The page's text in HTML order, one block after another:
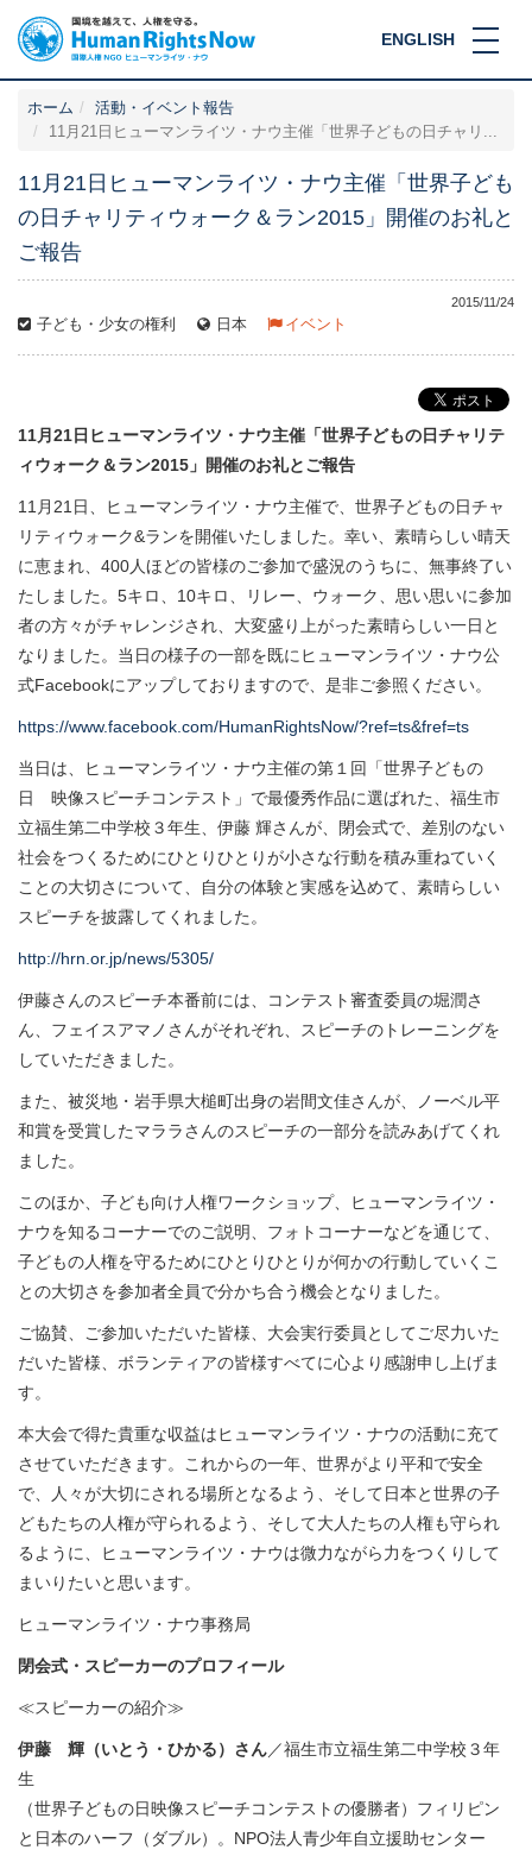
ENGLISH
ホーム
活動・イベント報告
11月21日ヒューマンライツ・ナウ主催「世界子どもの日チャリ...
11月21日ヒューマンライツ・ナウ主催「世界子ども
の日チャリティウォーク＆ラン2015」開催のお礼と
ご報告
2015/11/24
子ども・少女の権利 日本 イベント
11月21日ヒューマンライツ・ナウ主催「世界子どもの日チャリテ
ィウォーク＆ラン2015」開催のお礼とご報告
11月21日、ヒューマンライツ・ナウ主催で、世界子どもの日チャ
リティウォーク&ランを開催いたしました。幸い、素晴らしい晴天
に恵まれ、400人ほどの皆様のご参加で盛況のうちに、無事終了い
たしました。5キロ、10キロ、リレー、ウォーク、思い思いに参加
者の方々がチャレンジされ、大変盛り上がった素晴らしい一日と
なりました。当日の様子の一部を既にヒューマンライツ・ナウ公
式Facebookにアップしておりますので、是非ご参照ください。
https://www.facebook.com/HumanRightsNow/?ref=ts&fref=ts
当日は、ヒューマンライツ・ナウ主催の第１回「世界子どもの
日 映像スピーチコンテスト」で最優秀作品に選ばれた、福生市
立福生第二中学校３年生、伊藤 輝さんが、閉会式で、差別のない
社会をつくるためにひとりひとりが小さな行動を積み重ねていく
ことの大切さについて、自分の体験と実感を込めて、素晴らしい
スピーチを披露してくれました。
http://hrn.or.jp/news/5305/
伊藤さんのスピーチ本番前には、コンテスト審査委員の堀潤さ
ん、フェイスアマノさんがそれぞれ、スピーチのトレーニングを
していただきました。
また、被災地・岩手県大槌町出身の岩間文佳さんが、ノーベル平
和賞を受賞したマララさんのスピーチの一部分を読みあげてくれ
ました。
このほか、子ども向け人権ワークショップ、ヒューマンライツ・
ナウを知るコーナーでのご説明、フォトコーナーなどを通じて、
子どもの人権を守るためにひとりひとりが何かの行動していくこ
との大切さを参加者全員で分かち合う機会となりました。
ご協賛、ご参加いただいた皆様、大会実行委員としてご尽力いた
だいた皆様、ボランティアの皆様すべてに心より感謝申し上げま
す。
本大会で得た貴重な収益はヒューマンライツ・ナウの活動に充て
させていただきます。これからの一年、世界がより平和で安全
で、人々が大切にされる場所となるよう、そして日本と世界の子
どもたちの人権が守られるよう、そして大人たちの人権も守られ
るように、ヒューマンライツ・ナウは微力ながら力をつくりして
まいりたいと思います。
ヒューマンライツ・ナウ事務局
閉会式・スピーカーのプロフィール
≪スピーカーの紹介≫
伊藤 輝（いとう・ひかる）さん／福生市立福生第二中学校３年
生
（世界子どもの日映像スピーチコンテストの優勝者）フィリピン
と日本のハーフ（ダブル）。NPO法人青少年自立援助センター